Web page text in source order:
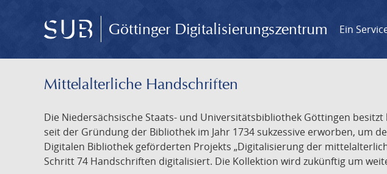
Göttinger Digitalisierungszentrum Ein
Mittelalterliche Handschriften
Die Niedersächsische Staats- und Universitätsbibliothek Göttingen
seit der Gründung der Bibliothek im Jahr 1734 sukzessive erworben, um
Digitalen Bibliothek geförderten Projekts „Digitalisierung der
Schritt 74 Handschriften digitalisiert. Die Kollektion wird zukünftig um